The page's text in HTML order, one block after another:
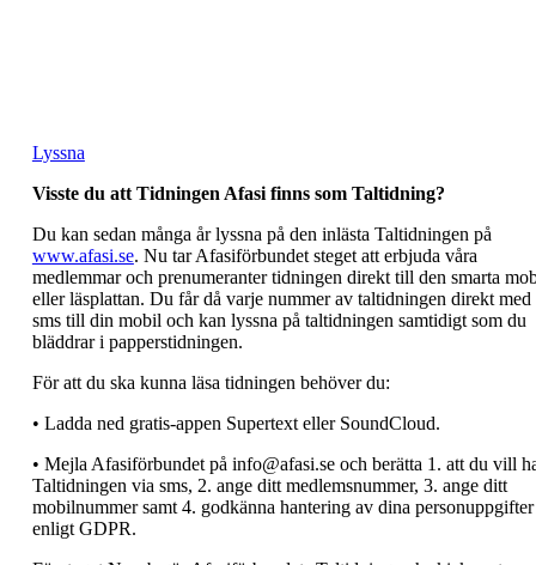
Lyssna
Visste du att Tidningen Afasi finns som Taltidning?
Du kan sedan många år lyssna på den inlästa Taltidningen på
www.afasi.se. Nu tar Afasiförbundet steget att erbjuda våra
medlemmar och prenumeranter tidningen direkt till den smarta
eller läsplattan. Du får då varje nummer av taltidningen direkt med
sms till din mobil och kan lyssna på taltidningen samtidigt som du
bläddrar i papperstidningen.
För att du ska kunna läsa tidningen behöver du:
• Ladda ned gratis-appen Supertext eller SoundCloud.
• Mejla Afasiförbundet på info@afasi.se och berätta 1. att du vill
Taltidningen via sms, 2. ange ditt medlemsnummer, 3. ange ditt
mobilnummer samt 4. godkänna hantering av dina personuppgifter
enligt GDPR.